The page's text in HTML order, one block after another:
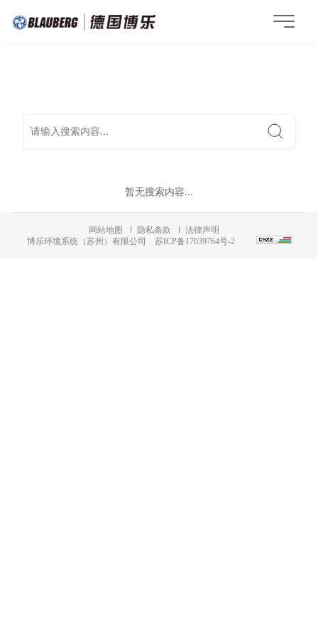
暂无搜索内容...
网站地图 隐私条款
法律声明
博乐环境系统（苏州）有限公司 苏ICP备17039764号-2